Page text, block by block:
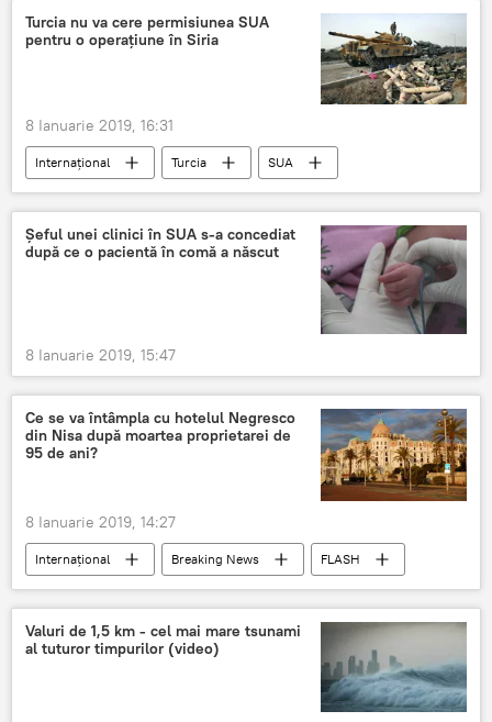
Turcia nu va cere permisiunea SUA
pentru o operațiune în Siria
8 Ianuarie 2019, 16:31
Internaţional Turcia
SUA
Siria
Șeful unei clinici în SUA s-a concediat
după ce o pacientă în comă a născut
8 Ianuarie 2019, 15:47
Ce se va întâmpla cu hotelul Negresco
din Nisa după moartea proprietarei de
95 de ani?
8 Ianuarie 2019, 14:27
Internaţional Breaking News
FLASH
Nisa
Valuri de 1,5 km - cel mai mare tsunami
al tuturor timpurilor (video)